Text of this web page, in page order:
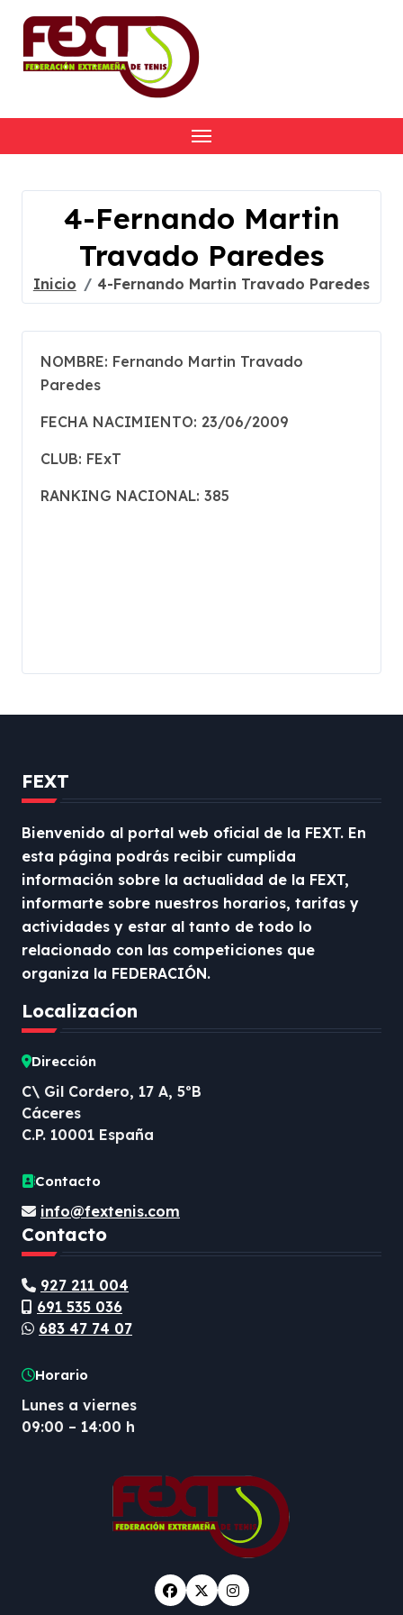
content
4-Fernando Martin
Travado Paredes
Inicio 4-Fernando Martin Travado Paredes
NOMBRE: Fernando Martin Travado
Paredes
FECHA NACIMIENTO: 23/06/2009
CLUB: FExT
RANKING NACIONAL: 385
FEXT
Bienvenido al portal web oficial de la FEXT. En
esta página podrás recibir cumplida
información sobre la actualidad de la FEXT,
informarte sobre nuestros horarios, tarifas y
actividades y estar al tanto de todo lo
relacionado con las competiciones que
organiza la FEDERACIÓN.
Localizacíon
Dirección
C\ Gil Cordero, 17 A, 5ºB
Cáceres
C.P. 10001 España
Contacto
info@fextenis.com
Contacto
927 211 004
691 535 036
683 47 74 07
Horario
Lunes a viernes
09:00 – 14:00 h